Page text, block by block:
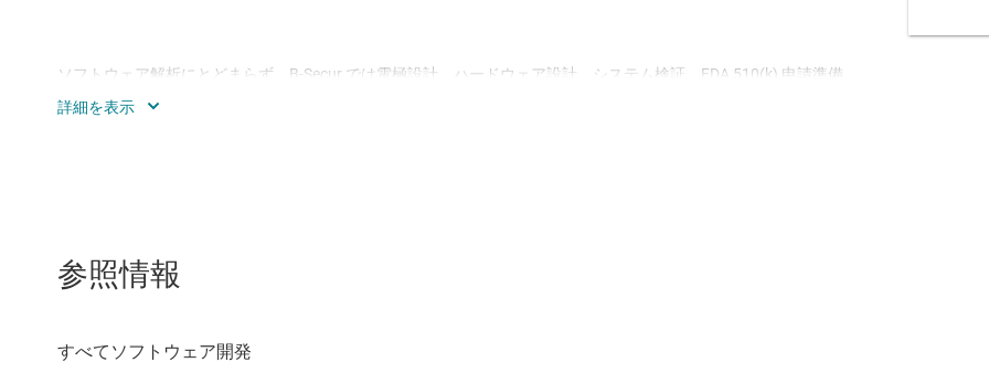
ソフトウェア解析にとどまらず、B-Secur では電極設計、ハードウェア設計、システム検証、FDA 510(k) 申請準備
や ISO 13485 の品質管理を含む規制サポートの専門知識も提供します。
参照情報